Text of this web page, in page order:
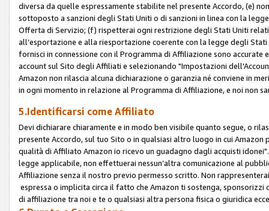
diversa da quelle espressamente stabilite nel presente Accordo, (e)
sottoposto a sanzioni degli Stati Uniti o di sanzioni in linea con la
Offerta di Servizio; (f) rispetterai ogni restrizione degli Stati Uniti
all’esportazione e alla riesportazione coerente con la legge degli
fornisci in connessione con il Programma di Affiliazione sono
account sul Sito degli Affiliati e selezionando "Impostazioni
Amazon non rilascia alcuna dichiarazione o garanzia né conviene in
in ogni momento in relazione al Programma di Affiliazione, e noi non
5.Identificarsi come Affiliato
Devi dichiarare chiaramente e in modo ben visibile quanto segue, o
presente Accordo, sul tuo Sito o in qualsiasi altro luogo in cui
qualità di Affiliato Amazon io ricevo un guadagno dagli acquisti
legge applicabile, non effettuerai nessun’altra comunicazione al
Affiliazione senza il nostro previo permesso scritto. Non
espressa o implicita circa il fatto che Amazon ti sostenga,
di affiliazione tra noi e te o qualsiasi altra persona fisica o giuridica